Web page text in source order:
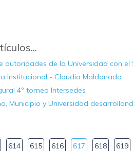
autoridades de la Universidad con
Institucional - Claudia Maldonado
4° torneo Intersedes
Municipio y Universidad
614 615 616 617 618 619